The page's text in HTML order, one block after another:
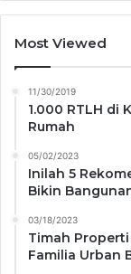
Most Viewed
11/30/2019
1.000 RTLH di
Rumah
05/02/2023
Inilah 5
Bikin
03/18/2023
Timah
Familia Urban